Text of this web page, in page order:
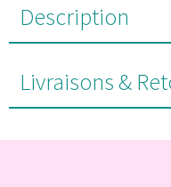
Description
Livraisons &